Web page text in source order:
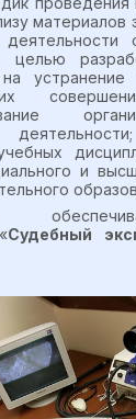
материалов
и
Судебный